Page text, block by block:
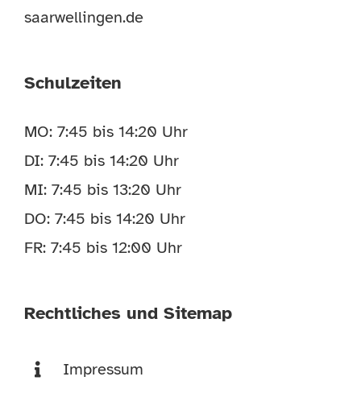
saarwellingen.de
Schulzeiten
MO: 7:45 bis 14:20 Uhr
DI: 7:45 bis 14:20 Uhr
MI: 7:45 bis 13:20 Uhr
DO: 7:45 bis 14:20 Uhr
FR: 7:45 bis 12:00 Uhr
Rechtliches und Sitemap
Impressum